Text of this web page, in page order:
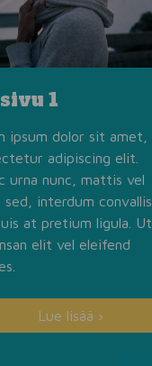
1
ipsum dolor sit amet,
adipiscing elit.
urna nunc, mattis vel
sed, interdum convallis
at pretium ligula. Ut
elit vel eleifend
Lue lisää ›